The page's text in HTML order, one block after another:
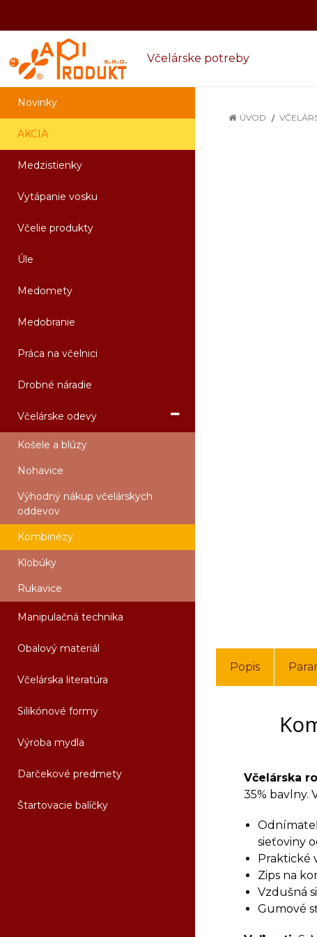
Včelárske potreby
Novinky
AKCIA
Medzistienky
Vytápanie vosku
Včelie produkty
Úle
Medomety
Medobranie
Práca na včelnici
Drobné náradie
Včelárske odevy
Košele a blúzy
Nohavice
Výhodný nákup včelárskych
oddevov
Kombinézy
Klobúky
Rukavice
Manipulačná technika
Obalový materiál
Včelárska literatúra
Silikónové formy
Výroba mydla
Darčekové predmety
Štartovacie balíčky
ÚVOD
Popis
Včelárska
35% bavlny.
sieťoviny
Praktické
Zips na
Vzdušná
Gumové